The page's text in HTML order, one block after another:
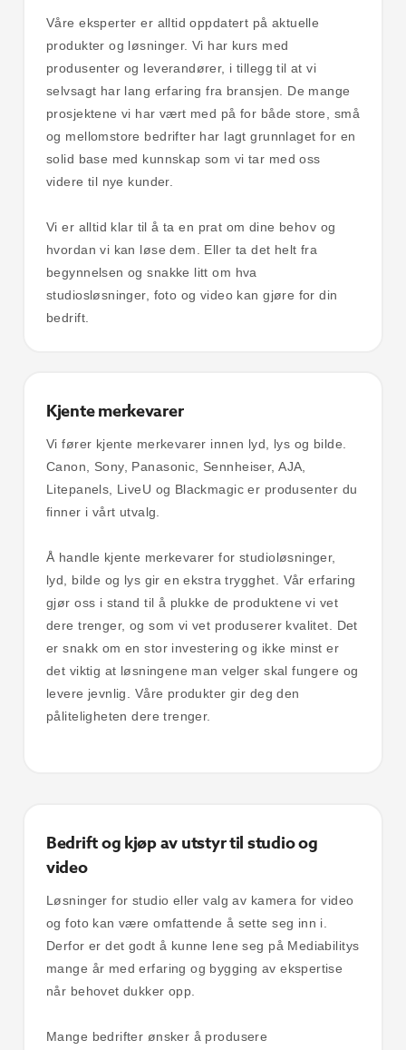
Våre eksperter er alltid oppdatert på aktuelle
produkter og løsninger. Vi har kurs med
produsenter og leverandører, i tillegg til at vi
selvsagt har lang erfaring fra bransjen. De mange
prosjektene vi har vært med på for både store, små
og mellomstore bedrifter har lagt grunnlaget for en
solid base med kunnskap som vi tar med oss
videre til nye kunder.
Vi er alltid klar til å ta en prat om dine behov og
hvordan vi kan løse dem. Eller ta det helt fra
begynnelsen og snakke litt om hva
studiosløsninger, foto og video kan gjøre for din
bedrift.
Kjente merkevarer
Vi fører kjente merkevarer innen lyd, lys og bilde.
Canon, Sony, Panasonic, Sennheiser, AJA,
Litepanels, LiveU og Blackmagic er produsenter du
finner i vårt utvalg.
Å handle kjente merkevarer for studioløsninger,
lyd, bilde og lys gir en ekstra trygghet. Vår erfaring
gjør oss i stand til å plukke de produktene vi vet
dere trenger, og som vi vet produserer kvalitet. Det
er snakk om en stor investering og ikke minst er
det viktig at løsningene man velger skal fungere og
levere jevnlig. Våre produkter gir deg den
påliteligheten dere trenger.
Bedrift og kjøp av utstyr til studio og
video
Løsninger for studio eller valg av kamera for video
og foto kan være omfattende å sette seg inn i.
Derfor er det godt å kunne lene seg på Mediabilitys
mange år med erfaring og bygging av ekspertise
når behovet dukker opp.
Mange bedrifter ønsker å produsere